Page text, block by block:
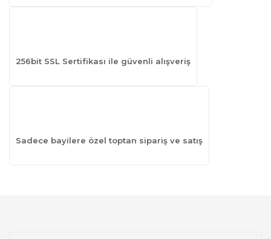
256bit SSL Sertifikası ile güvenli alışveriş
Sadece bayilere özel toptan sipariş ve satış